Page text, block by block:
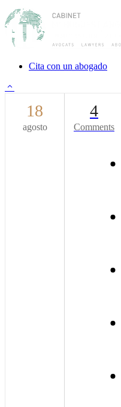
Cita con un abogado
18
agosto
4
Comments